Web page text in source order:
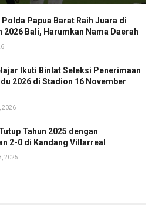
Papua Barat Raih Juara di
2026 Bali, Harumkan Nama Daerah
Ikuti Binlat Seleksi Penerimaan
2026 di Stadion 16 November
2026
Tahun 2025 dengan
2-0 di Kandang Villarreal
2025